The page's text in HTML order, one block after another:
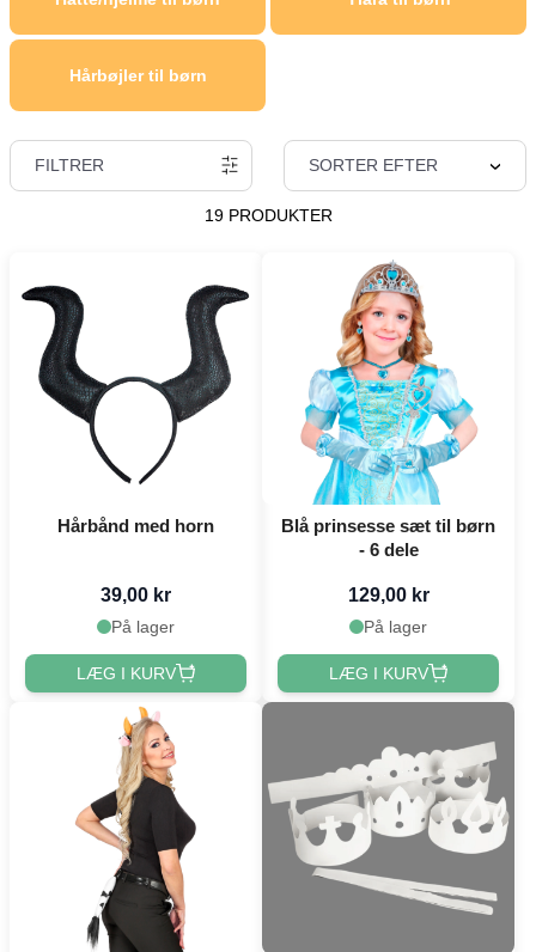
Hårbøjler til børn
FILTRER SORTER EFTER
19 PRODUKTER
Hårbånd med horn
39,00 kr
På lager
LÆG I KURV
Blå prinsesse sæt til børn
- 6 dele
129,00 kr
På lager
LÆG I KURV